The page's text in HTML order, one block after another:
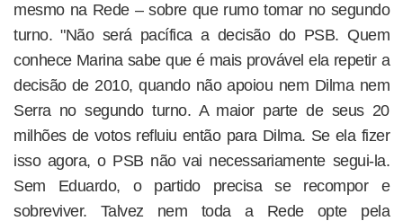
mesmo na Rede – sobre que rumo tomar no segundo
turno. "Não será pacífica a decisão do PSB. Quem
conhece Marina sabe que é mais provável ela repetir a
decisão de 2010, quando não apoiou nem Dilma nem
Serra no segundo turno. A maior parte de seus 20
milhões de votos refluiu então para Dilma. Se ela fizer
isso agora, o PSB não vai necessariamente segui-la.
Sem Eduardo, o partido precisa se recompor e
sobreviver. Talvez nem toda a Rede opte pela